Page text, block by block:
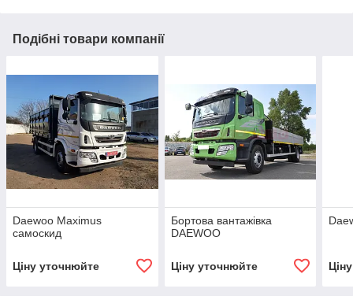
Подібні товари компанії
Daewoo Maximus
самоскид
Ціну уточнюйте
Бортова вантажівка
DAEWOO
Ціну уточнюйте